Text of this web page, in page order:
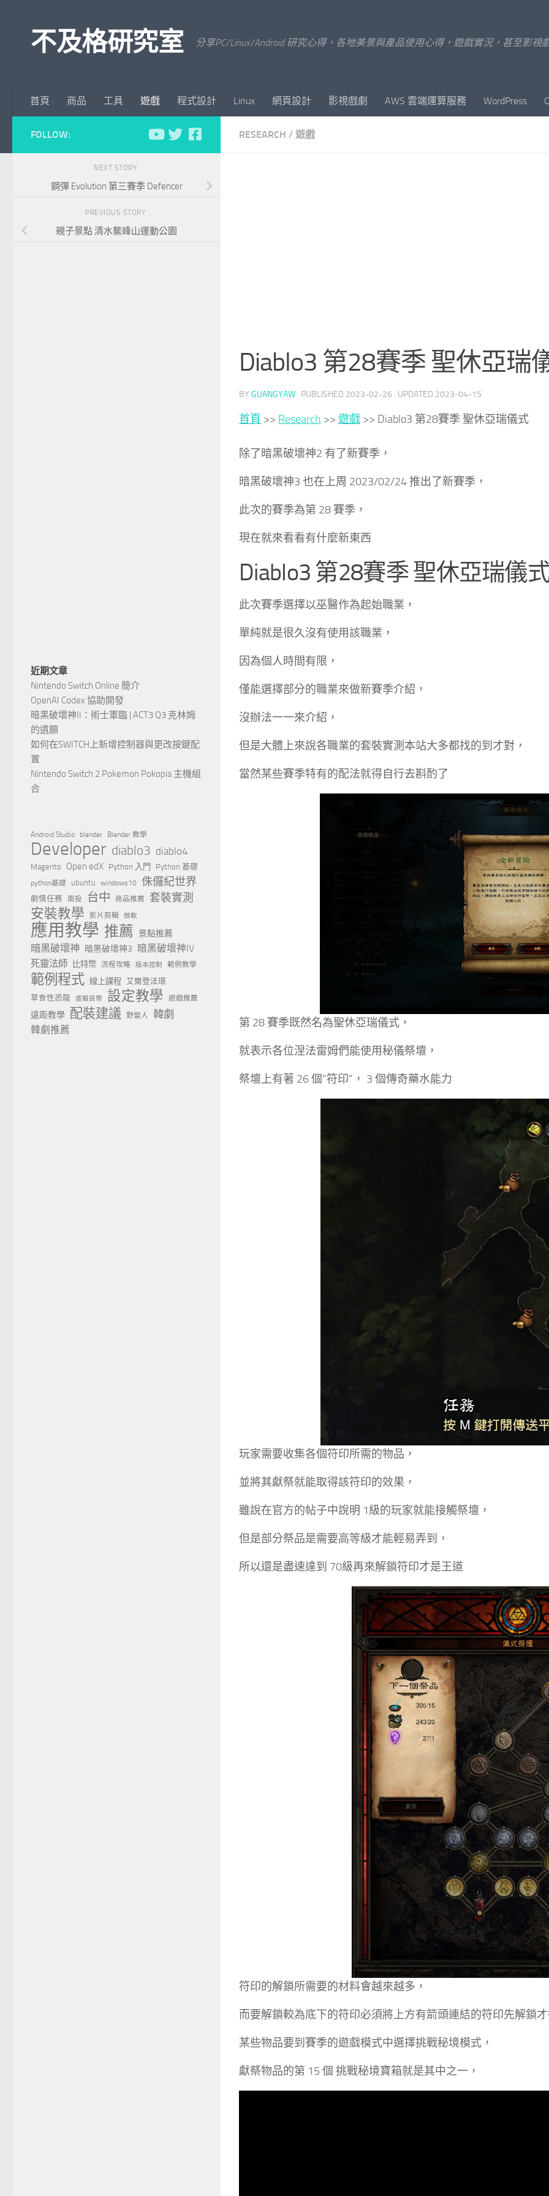
不及格研究室 分享PC/Linux/Android 研究心得，各地美景與產品使用心得，遊戲實況，甚至影
首頁 商品 工具 遊戲 程式設計 Linux 網頁設計 影視戲劇 AWS 雲端運算服務 WordPress
RESEARCH / 遊戲
Diablo3 第28賽季 聖休亞瑞
BY GUANGYAW · PUBLISHED 2023-02-26 · UPDATED 2023-04-15
首頁 >> Research >> 遊戲 >> Diablo3 第28賽季 聖休亞瑞儀式
除了暗黑破壞神2 有了新賽季，
暗黑破壞神3 也在上周 2023/02/24 推出了新賽季，
此次的賽季為第 28 賽季，
現在就來看看有什麼新東西
Diablo3 第28賽季 聖休亞瑞儀
此次賽季選擇以巫醫作為起始職業，
單純就是很久沒有使用該職業，
因為個人時間有限，
僅能選擇部分的職業來做新賽季介紹，
沒辦法一一來介紹，
但是大體上來說各職業的套裝實測本站大多都找的到才對，
當然某些賽季特有的配法就得自行去斟酌了
第 28 賽季既然名為聖休亞瑞儀式，
就表示各位涅法雷姆們能使用秘儀祭壇，
祭壇上有著 26 個”符印”， 3 個傳奇藥水能力
玩家需要收集各個符印所需的物品，
並將其獻祭就能取得該符印的效果，
雖說在官方的帖子中說明 1級的玩家就能接觸祭壇，
但是部分祭品是需要高等級才能輕易弄到，
所以還是盡速達到 70級再來解鎖符印才是王道
符印的解鎖所需要的材料會越來越多，
而要解鎖較為底下的符印必須將上方有箭頭連結的符印先解鎖
某些物品要到賽季的遊戲模式中選擇挑戰秘境模式，
獻祭物品的第 15 個 挑戰秘境寶箱就是其中之一，
FOLLOW:
NEXT STORY
鋼彈 Evolution 第三賽季 Defencer
PREVIOUS STORY
親子景點 清水鰲峰山運動公園
近期文章
Nintendo Switch Online 簡介
OpenAI Codex 協助開發
暗黑破壞神II：術士軍臨 | ACT3 Q3 克林姆
的遺願
如何在SWITCH上新增控制器與更改按鍵配
置
Nintendo Switch 2 Pokemon Pokopia 主機組
合
Android Studio blender Blender 教學
Developer diablo3 diablo4
Magento Open edX Python 入門 Python 基礎
python基礎 ubuntu windows10 侏儸紀世界
劇情任務 南投 台中 商品推薦 套裝實測
安裝教學 影片剪輯 微軟
應用教學 推薦 景點推薦
暗黑破壞神 暗黑破壞神3 暗黑破壞神IV
死靈法師 比特幣 流程攻略 版本控制 範例教學
範例程式 線上課程
艾爾登法環
草食性恐龍
虛擬貨幣 設定教學 遊戲推薦
遠距教學 配裝建議 野蠻人 韓劇
韓劇推薦